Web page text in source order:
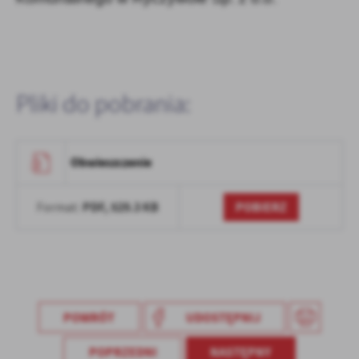
Firmy te działają w charakterze pośredników prezentujących nasze
Pliki do pobrania:
Obwieszczenie
Format: PDF, 529.3 KB POBIERZ
POWRÓT UDOSTĘPNIJ
POPRZEDNI NASTĘPNY